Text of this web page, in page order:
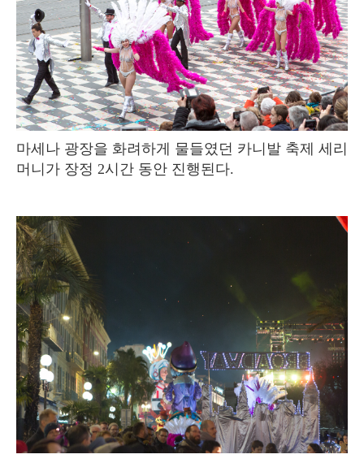
마세나 광장을 화려하게 물들였던 카니발 축제 세리
머니가 장정 2시간 동안 진행된다.